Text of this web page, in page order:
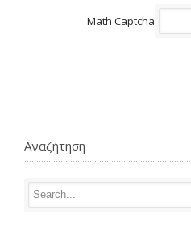
Math Captcha
Αναζήτηση